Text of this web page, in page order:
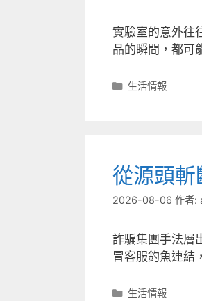
實驗室的意外往
品的瞬間，都可
分
生活情報
從源頭斬
2026-08-06 作者:
詐騙集團手法層
冒客服釣魚連結
分
生活情報